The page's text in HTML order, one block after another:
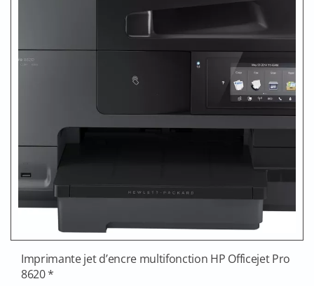
Imprimante jet d’encre multifonction HP Officejet Pro
8620 *